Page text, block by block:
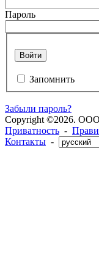
Пароль
Войти
Запомнить
Забыли пароль?
Copyright ©2026.
Приватность -
Контакты -